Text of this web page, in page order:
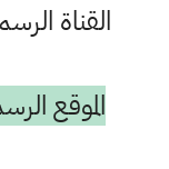
القناة
الموقع